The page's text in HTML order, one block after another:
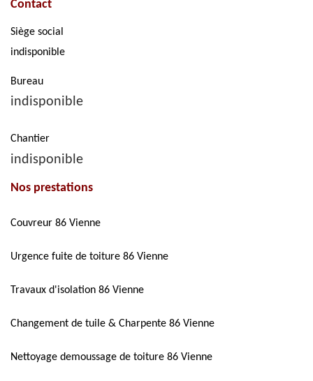
Contact
Siège social
indisponible
Bureau
indisponible
Chantier
indisponible
Nos prestations
Couvreur 86 Vienne
Urgence fuite de toiture 86 Vienne
Travaux d'isolation 86 Vienne
Changement de tuile & Charpente 86 Vienne
Nettoyage demoussage de toiture 86 Vienne